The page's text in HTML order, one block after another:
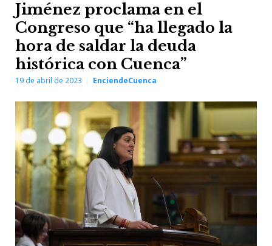
Jiménez proclama en el
Congreso que “ha llegado la
hora de saldar la deuda
histórica con Cuenca”
19 de abril de 2023 EnciendeCuenca